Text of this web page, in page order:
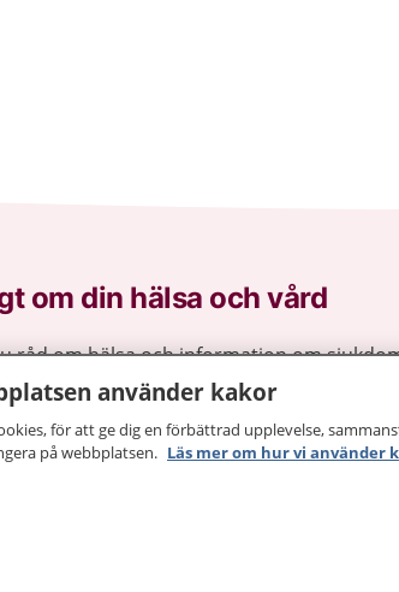
om din hälsa och vård
råd om hälsa och information om
du kan kontakta. Logga in för att läsa din
Ring telefonnummer 1177 för
dygnet runt.
när du vill må bättre.
använder kakor
för att ge dig en förbättrad upplevelse,
på webbplatsen. Läs mer om hur vi använder